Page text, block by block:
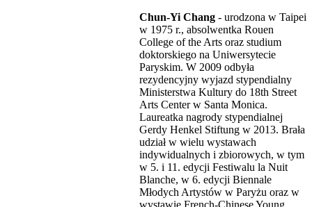
Chun-Yi Chang - urodzona w Taipei
w 1975 r., absolwentka Rouen
College of the Arts oraz studium
doktorskiego na Uniwersytecie
Paryskim. W 2009 odbyła
rezydencyjny wyjazd stypendialny
Ministerstwa Kultury do 18th Street
Arts Center w Santa Monica.
Laureatka nagrody stypendialnej
Gerdy Henkel Stiftung w 2013. Brała
udział w wielu wystawach
indywidualnych i zbiorowych, w tym
w 5. i 11. edycji Festiwalu la Nuit
Blanche, w 6. edycji Biennale
Młodych Artystów w Paryżu oraz w
wystawie French-Chinese Young